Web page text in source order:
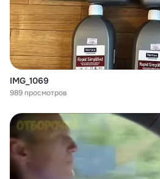
IMG_1069
989 просмотров